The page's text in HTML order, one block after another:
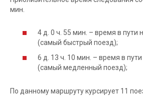
мин.
4 д. 0 ч. 55 мин. – время в пути
(самый быстрый поезд);
6 д. 13 ч. 10 мин. – время в
(самый медленный поезд);
По данному маршруту курсирует 11